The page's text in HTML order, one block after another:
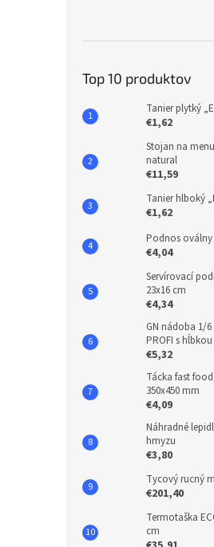
Top 10 produktov
Tanier plytký
€1,62
Stojan na
natural
€11,59
Tanier hlboký
€1,62
Podnos oválny
€4,04
Servírovací
23x16 cm
€4,34
GN nádoba 1/6
PROFI s
€5,32
Tácka fast
350x450 mm
€4,09
Náhradné
hmyzu
€3,80
Tycový rucný
€201,40
Termotaška
cm